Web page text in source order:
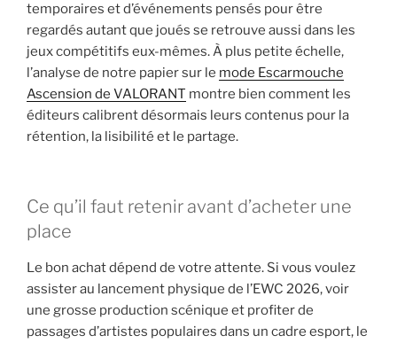
temporaires et d’événements pensés pour être
regardés autant que joués se retrouve aussi dans les
jeux compétitifs eux-mêmes. À plus petite échelle,
l’analyse de notre papier sur le mode Escarmouche
Ascension de VALORANT montre bien comment les
éditeurs calibrent désormais leurs contenus pour la
rétention, la lisibilité et le partage.
Ce qu’il faut retenir avant d’acheter une
place
Le bon achat dépend de votre attente. Si vous voulez
assister au lancement physique de l’EWC 2026, voir
une grosse production scénique et profiter de
passages d’artistes populaires dans un cadre esport, le